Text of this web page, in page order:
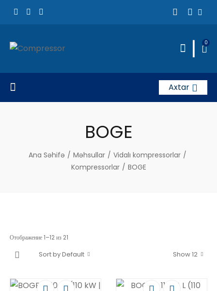
| 0
Axtar
BOGE
Ana Səhifə / Məhsullar / Vidalı kompressorlar /
Kompressorlar / BOGE
Отображение 1–12 из 21
Show 12
Sort by Default